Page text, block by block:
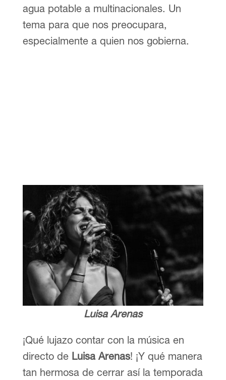
agua potable a multinacionales. Un
tema para que nos preocupara,
especialmente a quien nos gobierna.
Luisa Arenas
¡Qué lujazo contar con la música en
directo de Luisa Arenas! ¡Y qué manera
tan hermosa de cerrar así la temporada